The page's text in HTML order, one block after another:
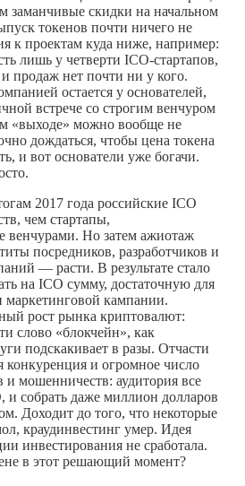
заманчивые скидки на начальном
токенов почти ничего не
к проектам куда ниже, например:
лишь у четверти ICO-стартапов,
продаж нет почти ни у кого.
остается у основателей,
встрече со строгим венчуром
«выходе» можно вообще не
дождаться, чтобы цена токена
и вот основатели уже богачи.
2017 года российские ICO
чем стартапы,
венчурами. Но затем ажиотаж
посредников, разработчиков и
— расти. В результате стало
на ICO сумму, достаточную для
маркетинговой кампании.
рост рынка криптовалют:
слово «блокчейн», как
подскакивает в разы. Отчасти
конкуренция и огромное число
и мошенничеств: аудитория все
и собрать даже миллион долларов
Доходит до того, что некоторые
краудинвестинг умер. Идея
инвестирования не сработала.
в этот решающий момент?